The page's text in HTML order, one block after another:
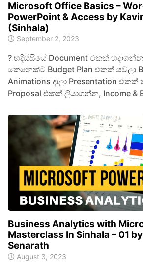
Microsoft Office Basics –
PowerPoint & Access by
(Sinhala)
September 2, 2023
? හදිස්සියේ Document එකක්
කෙනෙක්ට Budget Plan එකක් යවලා
Animations දාලා Presentation
Proposal එකක් ලියාගන්න, Income &
Business Analytics with
Masterclass In Sinhala – 01
Senarath
August 3, 2023